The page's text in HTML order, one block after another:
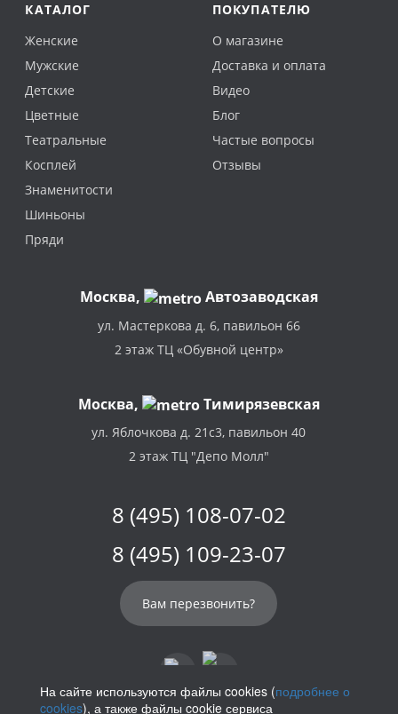
КАТАЛОГ
Женские
Мужские
Детские
Цветные
Театральные
Косплей
Знаменитости
Шиньоны
Пряди
ПОКУПАТЕЛЮ
О магазине
Доставка и оплата
Видео
Блог
Частые вопросы
Отзывы
Москва, Автозаводская
ул. Мастеркова д. 6, павильон 66
2 этаж ТЦ «Обувной центр»
Москва, Тимирязевская
ул. Яблочкова д. 21с3, павильон 40
2 этаж ТЦ "Депо Молл"
8 (495) 108-07-02
8 (495) 109-23-07
Вам перезвонить?
На сайте используются файлы cookies (подробнее о
cookies), а также файлы cookie сервиса